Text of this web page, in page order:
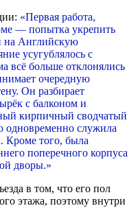
«Первая работа,
— попытка укрепить
на Английскую
усугублялось с
всё больше отклонялись
очередную
Он разбирает
с балконом и
кирпичный сводчатый
одновременно служила
Кроме того, была
поперечного корпуса
дворы.»
в том, что его пол
этажа, поэтому внутри